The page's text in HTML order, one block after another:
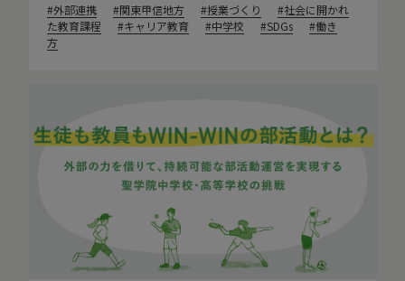
外部連携 関東甲信地方 授業づくり
社会に開かれ
た教育課程
キャリア教育 中学校 SDGs
働き
方